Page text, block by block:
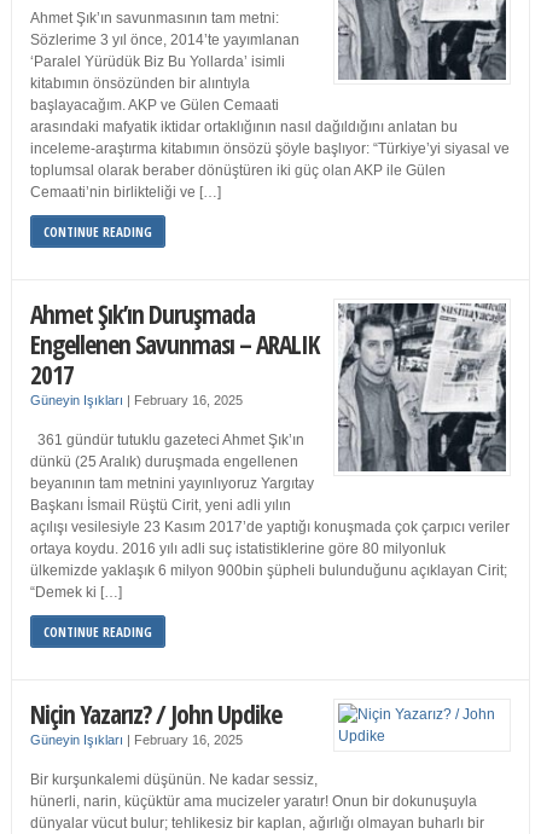
Ahmet Şık’ın savunmasının tam metni:
Sözlerime 3 yıl önce, 2014’te yayımlanan
‘Paralel Yürüdük Biz Bu Yollarda’ isimli
kitabımın önsözünden bir alıntıyla
başlayacağım. AKP ve Gülen Cemaati
arasındaki mafyatik iktidar ortaklığının nasıl dağıldığını anlatan bu
inceleme-araştırma kitabımın önsözü şöyle başlıyor: “Türkiye’yi siyasal ve
toplumsal olarak beraber dönüştüren iki güç olan AKP ile Gülen
Cemaati’nin birlikteliği ve […]
CONTINUE READING
Ahmet Şık’ın Duruşmada
Engellenen Savunması – ARALIK
2017
Güneyin Işıkları | February 16, 2025
361 gündür tutuklu gazeteci Ahmet Şık’ın
dünkü (25 Aralık) duruşmada engellenen
beyanının tam metnini yayınlıyoruz Yargıtay
Başkanı İsmail Rüştü Cirit, yeni adli yılın
açılışı vesilesiyle 23 Kasım 2017’de yaptığı konuşmada çok çarpıcı veriler
ortaya koydu. 2016 yılı adli suç istatistiklerine göre 80 milyonluk
ülkemizde yaklaşık 6 milyon 900bin şüpheli bulunduğunu açıklayan Cirit;
“Demek ki […]
CONTINUE READING
Niçin Yazarız? / John Updike
Güneyin Işıkları | February 16, 2025
Bir kurşunkalemi düşünün. Ne kadar sessiz,
hünerli, narin, küçüktür ama mucizeler yaratır! Onun bir dokunuşuyla
dünyalar vücut bulur; tehlikesiz bir kaplan, ağırlığı olmayan buharlı bir